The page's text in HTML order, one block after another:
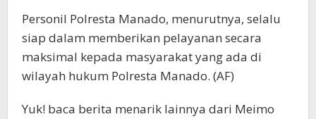
Personil Polresta Manado, menurutnya, selalu
siap dalam memberikan pelayanan secara
maksimal kepada masyarakat yang ada di
wilayah hukum Polresta Manado. (AF)
Yuk! baca berita menarik lainnya dari Meimo